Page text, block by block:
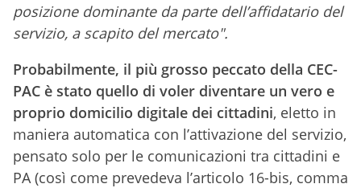
posizione dominante da parte dell’affidatario del
servizio, a scapito del mercato".
Probabilmente, il più grosso peccato della CEC-
PAC è stato quello di voler diventare un vero e
proprio domicilio digitale dei cittadini, eletto in
maniera automatica con l’attivazione del servizio,
pensato solo per le comunicazioni tra cittadini e
PA (così come prevedeva l’articolo 16-bis, comma